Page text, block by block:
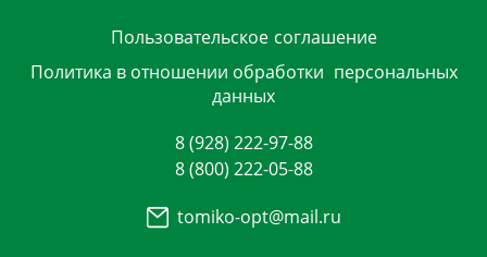
Пользовательское соглашение
Политика в отношении обработки персональных
данных
8 (928) 222-97-88
8 (800) 222-05-88
tomiko-opt@mail.ru